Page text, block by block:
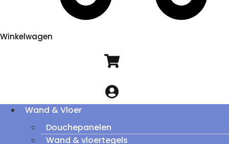
Winkelwagen
Wand & Vloer
Douchepanelen
Wand & vloertegels